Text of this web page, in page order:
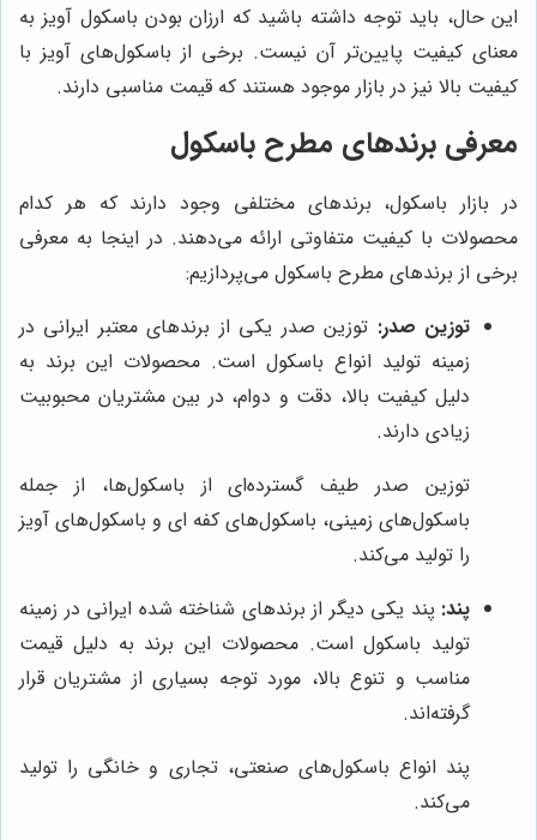
این حال، باید توجه داشته باشید که ارزان بودن باسکول آویز به
معنای کیفیت پایین‌تر آن نیست. برخی از باسکول‌های آویز با
کیفیت بالا نیز در بازار موجود هستند که قیمت مناسبی دارند.
معرفی برندهای مطرح باسکول
در بازار باسکول، برندهای مختلفی وجود دارند که هر کدام
محصولات با کیفیت متفاوتی ارائه می‌دهند. در اینجا به معرفی
برخی از برندهای مطرح باسکول می‌پردازیم:
توزین صدر: توزین صدر یکی از برندهای معتبر ایرانی در
زمینه تولید انواع باسکول است. محصولات این برند به
دلیل کیفیت بالا، دقت و دوام، در بین مشتریان محبوبیت
زیادی دارند.
توزین صدر طیف گسترده‌ای از باسکول‌ها، از جمله
باسکول‌های زمینی، باسکول‌های کفه ای و باسکول‌های آویز
را تولید می‌کند.
پند: پند یکی دیگر از برندهای شناخته شده ایرانی در زمینه
تولید باسکول است. محصولات این برند به دلیل قیمت
مناسب و تنوع بالا، مورد توجه بسیاری از مشتریان قرار
گرفته‌اند.
پند انواع باسکول‌های صنعتی، تجاری و خانگی را تولید
می‌کند.